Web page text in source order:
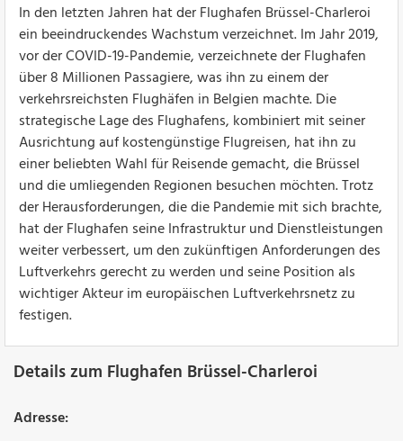
In den letzten Jahren hat der Flughafen Brüssel-Charleroi
ein beeindruckendes Wachstum verzeichnet. Im Jahr 2019,
vor der COVID-19-Pandemie, verzeichnete der Flughafen
über 8 Millionen Passagiere, was ihn zu einem der
verkehrsreichsten Flughäfen in Belgien machte. Die
strategische Lage des Flughafens, kombiniert mit seiner
Ausrichtung auf kostengünstige Flugreisen, hat ihn zu
einer beliebten Wahl für Reisende gemacht, die Brüssel
und die umliegenden Regionen besuchen möchten. Trotz
der Herausforderungen, die die Pandemie mit sich brachte,
hat der Flughafen seine Infrastruktur und Dienstleistungen
weiter verbessert, um den zukünftigen Anforderungen des
Luftverkehrs gerecht zu werden und seine Position als
wichtiger Akteur im europäischen Luftverkehrsnetz zu
festigen.
Details zum Flughafen Brüssel-Charleroi
Adresse: